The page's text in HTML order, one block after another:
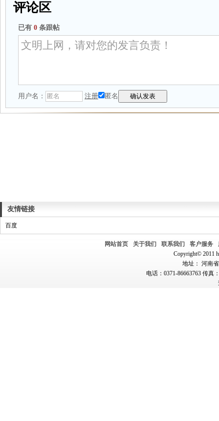
评论区
已有 0 条跟帖
用户名： 注册 匿名
友情链接
百度
网站首页 关于我们 联系我们 客户服务
Copyright© 2011
地址： 河南
电话：0371-86663763 传真